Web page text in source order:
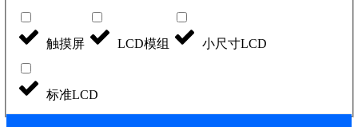
触摸屏 LCD模组 小尺寸LCD
标准LCD